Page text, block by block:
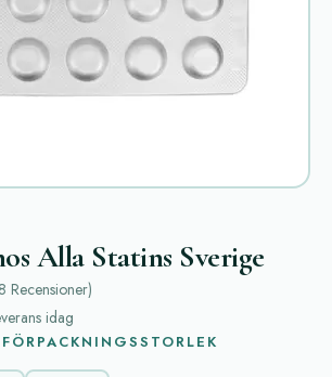
Alla Statins Sverige
Recensioner)
idag